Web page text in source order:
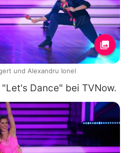
Dance" bei TVNow.
und Alexandru Ionel